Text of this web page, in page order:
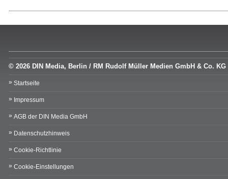
© 2026 DIN Media, Berlin / RM Rudolf Müller Medien GmbH & Co. KG
Startseite
Impressum
AGB der DIN Media GmbH
Datenschutzhinweis
Cookie-Richtlinie
Cookie-Einstellungen